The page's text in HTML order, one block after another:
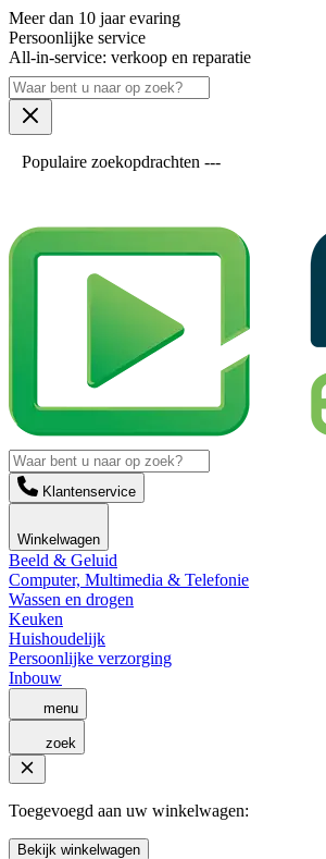
Meer dan 10 jaar evaring
Persoonlijke service
All-in-service: verkoop en reparatie
Populaire zoekopdrachten ---
Klantenservice
Winkelwagen
Beeld & Geluid
Computer, Multimedia & Telefonie
Wassen en drogen
Keuken
Huishoudelijk
Persoonlijke verzorging
Inbouw
menu
zoek
Toegevoegd aan uw winkelwagen:
Bekijk winkelwagen